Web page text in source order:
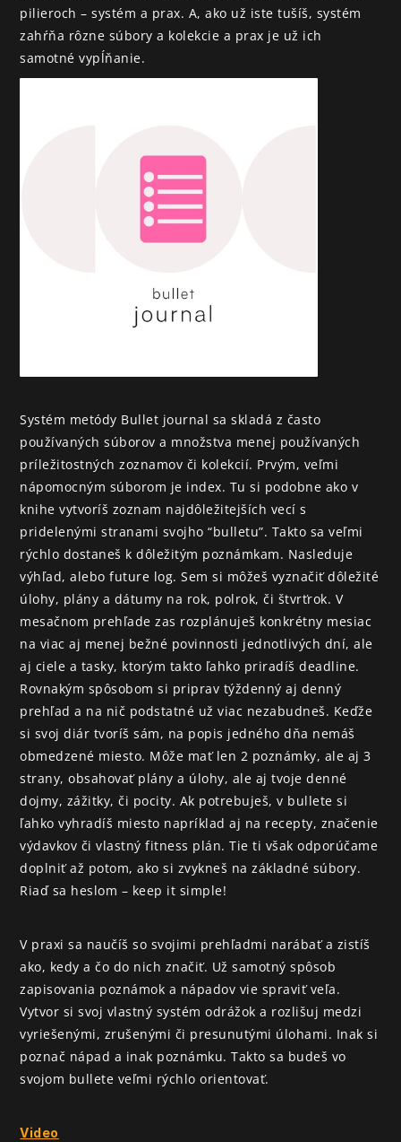
pilieroch – systém a prax. A, ako už iste tušíš, systém
zahŕňa rôzne súbory a kolekcie a prax je už ich
samotné vypĺňanie.
Systém metódy Bullet journal sa skladá z často
používaných súborov a množstva menej používaných
príležitostných zoznamov či kolekcií. Prvým, veľmi
nápomocným súborom je index. Tu si podobne ako v
knihe vytvoríš zoznam najdôležitejších vecí s
pridelenými stranami svojho “bulletu”. Takto sa veľmi
rýchlo dostaneš k dôležitým poznámkam. Nasleduje
výhľad, alebo future log. Sem si môžeš vyznačiť dôležité
úlohy, plány a dátumy na rok, polrok, či štvrťrok. V
mesačnom prehľade zas rozplánuješ konkrétny mesiac
na viac aj menej bežné povinnosti jednotlivých dní, ale
aj ciele a tasky, ktorým takto ľahko priradíš deadline.
Rovnakým spôsobom si priprav týždenný aj denný
prehľad a na nič podstatné už viac nezabudneš. Keďže
si svoj diár tvoríš sám, na popis jedného dňa nemáš
obmedzené miesto. Môže mať len 2 poznámky, ale aj 3
strany, obsahovať plány a úlohy, ale aj tvoje denné
dojmy, zážitky, či pocity. Ak potrebuješ, v bullete si
ľahko vyhradíš miesto napríklad aj na recepty, značenie
výdavkov či vlastný fitness plán. Tie ti však odporúčame
doplniť až potom, ako si zvykneš na základné súbory.
Riaď sa heslom – keep it simple!
V praxi sa naučíš so svojimi prehľadmi narábať a zistíš
ako, kedy a čo do nich značiť. Už samotný spôsob
zapisovania poznámok a nápadov vie spraviť veľa.
Vytvor si svoj vlastný systém odrážok a rozlišuj medzi
vyriešenými, zrušenými či presunutými úlohami. Inak si
poznač nápad a inak poznámku. Takto sa budeš vo
svojom bullete veľmi rýchlo orientovať.
Video